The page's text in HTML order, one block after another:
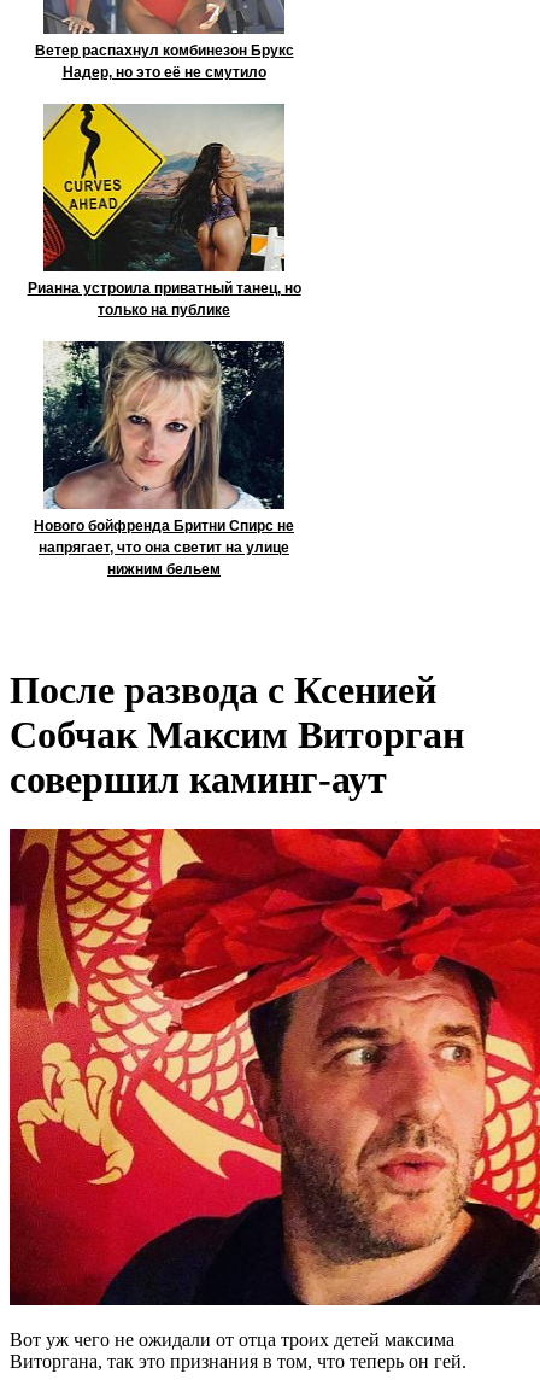
Ветер распахнул комбинезон Брукс
Надер, но это её не смутило
Рианна устроила приватный танец, но
только на публике
Нового бойфренда Бритни Спирс не
напрягает, что она светит на улице
нижним бельем
После развода с Ксенией
Собчак Максим Виторган
совершил каминг-аут
Вот уж чего не ожидали от отца троих детей максима
Виторгана, так это признания в том, что теперь он гей.